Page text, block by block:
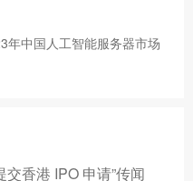
年中国人工智能服务器市场
香港 IPO 申请”传闻